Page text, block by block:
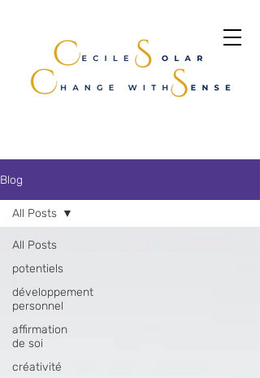
Blog
All Posts
potentiels
développement
personnel
affirmation
de soi
créativité
All Posts